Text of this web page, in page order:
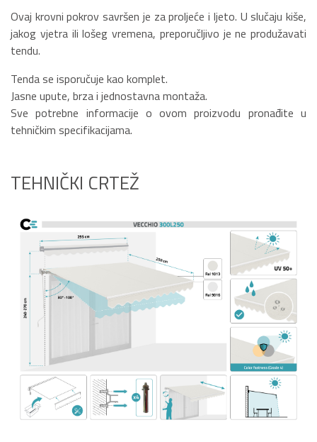
Ovaj krovni pokrov savršen je za proljeće i ljeto. U slučaju kiše,
jakog vjetra ili lošeg vremena, preporučljivo je ne produžavati
tendu.
Tenda se isporučuje kao komplet.
Jasne upute, brza i jednostavna montaža.
Sve potrebne informacije o ovom proizvodu pronađite u
tehničkim specifikacijama.
TEHNIČKI CRTEŽ